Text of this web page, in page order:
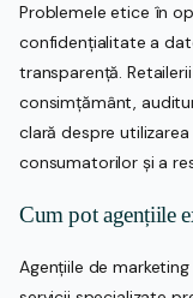
Problemele etice în
confidențialitate a
transparență.
consimțământ,
clară despre
consumatorilor și a
Cum pot agențiile
Agențiile de